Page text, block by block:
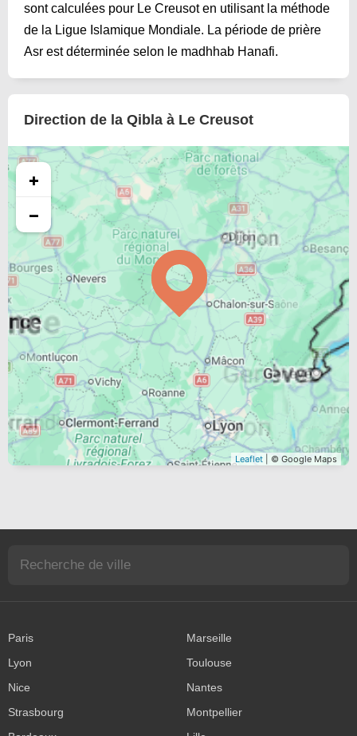
sont calculées pour Le Creusot en utilisant la méthode
de la Ligue Islamique Mondiale. La période de prière
Asr est déterminée selon le madhhab Hanafi.
Direction de la Qibla à Le Creusot
+
−
Leaflet | © Google Maps
Paris
Marseille
Lyon
Toulouse
Nice
Nantes
Strasbourg
Montpellier